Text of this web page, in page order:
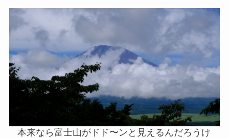
本来なら富士山がドド〜ンと見えるんだろうけ